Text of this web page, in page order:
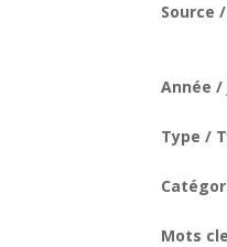
Source
Année /
Type /
Mots